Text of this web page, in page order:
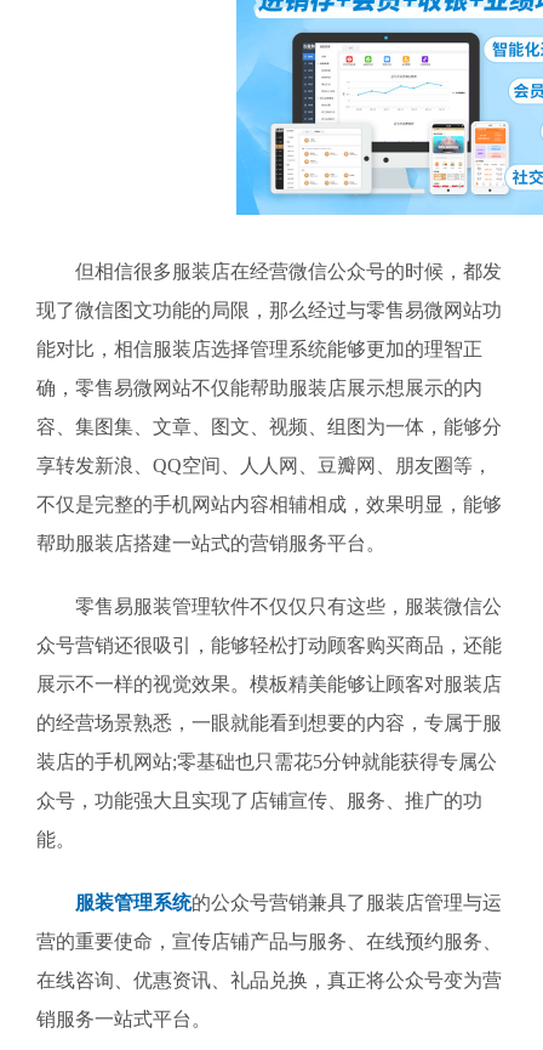
但相信很多服装店在经营微信公众号的时候，都发
现了微信图文功能的局限，那么经过与零售易微网站功
能对比，相信服装店选择管理系统能够更加的理智正
确，零售易微网站不仅能帮助服装店展示想展示的内
容、集图集、文章、图文、视频、组图为一体，能够分
享转发新浪、QQ空间、人人网、豆瓣网、朋友圈等，
不仅是完整的手机网站内容相辅相成，效果明显，能够
帮助服装店搭建一站式的营销服务平台。
零售易服装管理软件不仅仅只有这些，服装微信公
众号营销还很吸引，能够轻松打动顾客购买商品，还能
展示不一样的视觉效果。模板精美能够让顾客对服装店
的经营场景熟悉，一眼就能看到想要的内容，专属于服
装店的手机网站;零基础也只需花5分钟就能获得专属公
众号，功能强大且实现了店铺宣传、服务、推广的功
能。
服装管理系统的公众号营销兼具了服装店管理与运
营的重要使命，宣传店铺产品与服务、在线预约服务、
在线咨询、优惠资讯、礼品兑换，真正将公众号变为营
销服务一站式平台。